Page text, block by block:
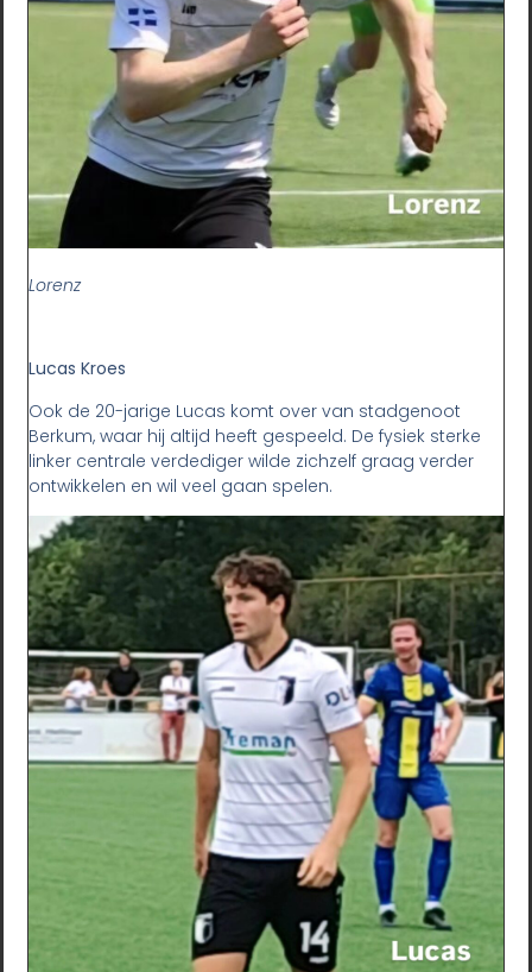
Lorenz
Lucas Kroes
Ook de 20-jarige Lucas komt over van stadgenoot
Berkum, waar hij altijd heeft gespeeld. De fysiek sterke
linker centrale verdediger wilde zichzelf graag verder
ontwikkelen en wil veel gaan spelen.